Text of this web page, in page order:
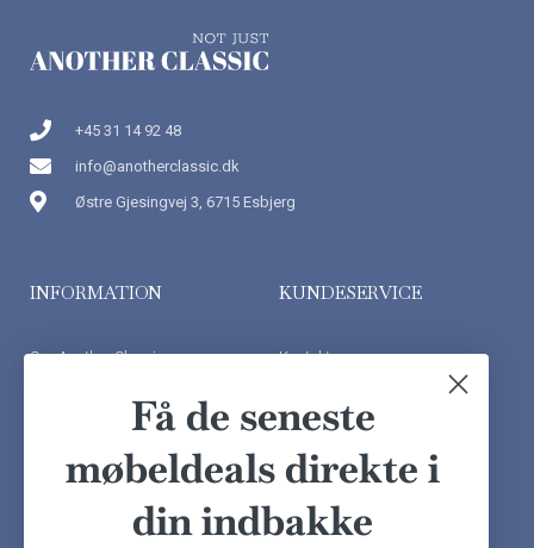
+45 31 14 92 48
info@anotherclassic.dk
Østre Gjesingvej 3, 6715 Esbjerg
INFORMATION
Om Another Classic
Handelsbetingelser
KUNDESERVICE
Kontakt os
Kundeudtalelser
Besøg showroom
Få de seneste
møbeldeals direkte i
din indbakke